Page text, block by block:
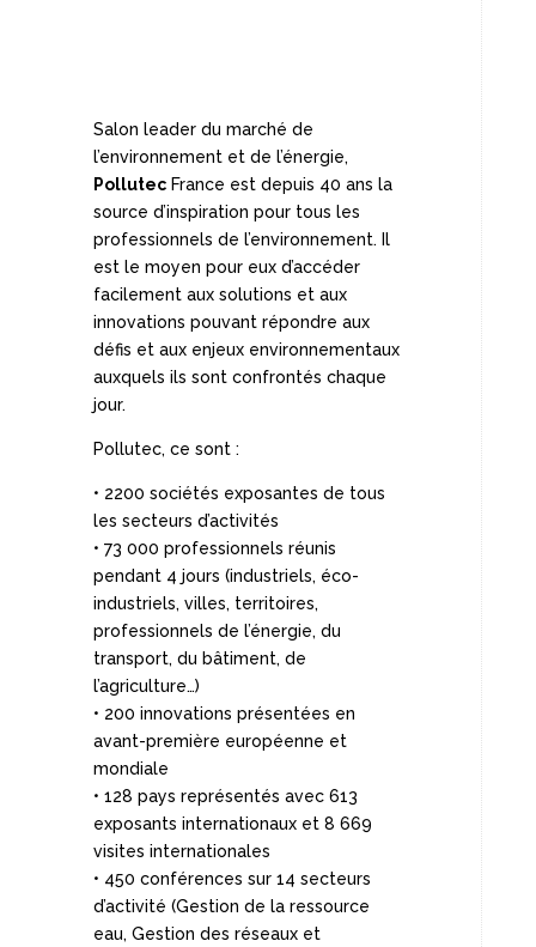
Salon leader du marché de
l’environnement et de l’énergie,
PollutecFrance est depuis 40 ans la
source d’inspiration pour tous les
professionnels de l’environnement. Il
est le moyen pour eux d’accéder
facilement aux solutions et aux
innovations pouvant répondre aux
défis et aux enjeux environnementaux
auxquels ils sont confrontés chaque
jour.
Pollutec, ce sont :
• 2200 sociétés exposantes de tous
les secteurs d’activités
• 73 000 professionnels réunis
pendant 4 jours (industriels, éco-
industriels, villes, territoires,
professionnels de l’énergie, du
transport, du bâtiment, de
l’agriculture…)
• 200 innovations présentées en
avant-première européenne et
mondiale
• 128 pays représentés avec 613
exposants internationaux et 8 669
visites internationales
• 450 conférences sur 14 secteurs
d’activité (Gestion de la ressource
eau, Gestion des réseaux et